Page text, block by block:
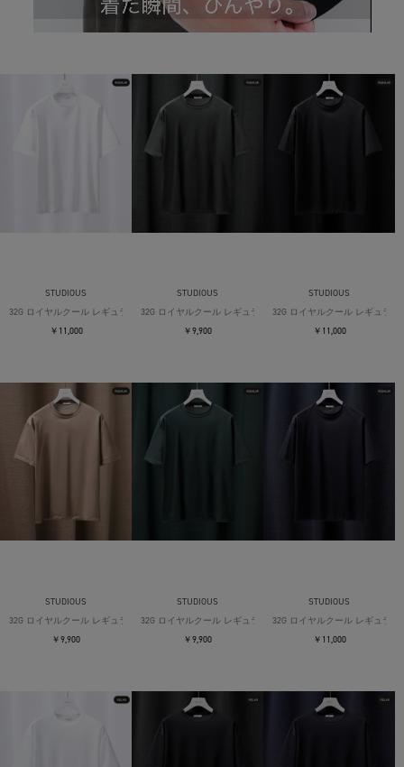
STUDIOUS
32G ロイヤルクール レギュラーTシャツ
￥11,000
STUDIOUS
32G ロイヤルクール レギュラーTシャツ
￥9,900
STUDIOUS
32G ロイヤルクール レギュラー
￥11,000
STUDIOUS
32G ロイヤルクール レギュラーTシャツ
￥9,900
STUDIOUS
32G ロイヤルクール レギュラーTシャツ
￥9,900
STUDIOUS
32G ロイヤルクール レギュラー
￥11,000